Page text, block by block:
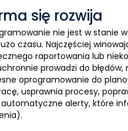
się rozwija
nie jest w stanie
czasu. Najczęściej
raportowania lub
prowadzi do
oprogramowanie do
usprawnia procesy,
automatyczne alerty, które